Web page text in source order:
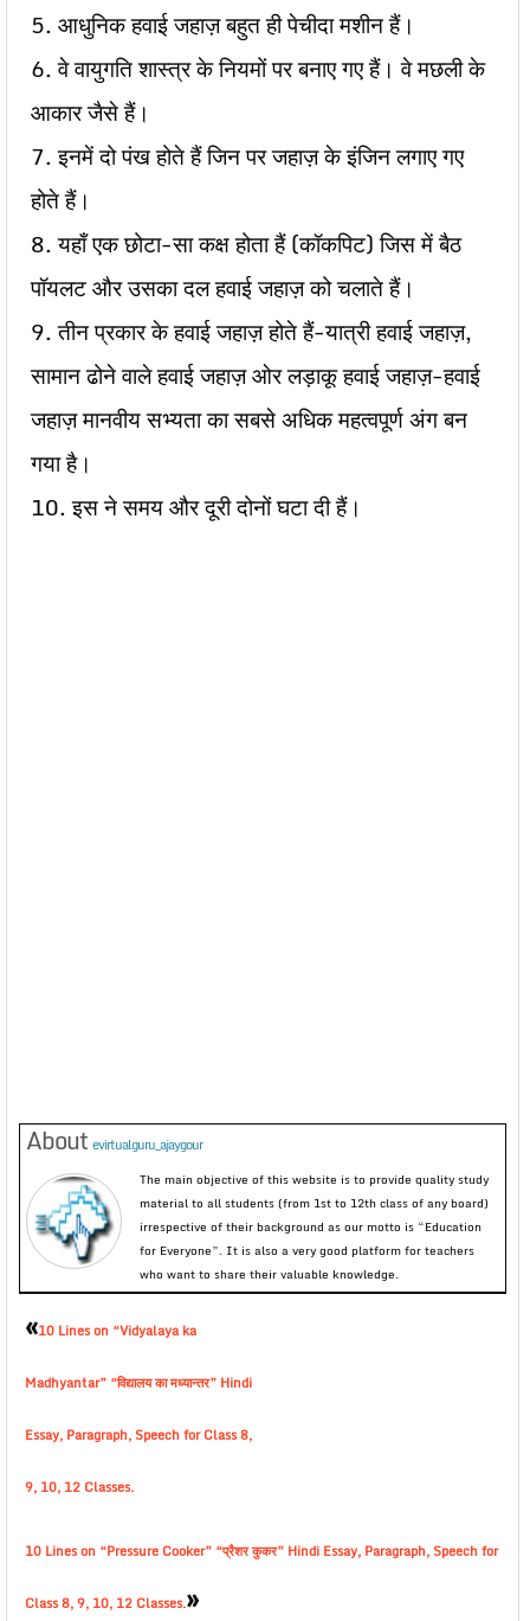
5. आधुनिक हवाई जहाज़ बहुत ही पेचीदा मशीन हैं।
6. वे वायुगति शास्त्र के नियमों पर बनाए गए हैं। वे मछली के
आकार जैसे हैं।
7. इनमें दो पंख होते हैं जिन पर जहाज़ के इंजिन लगाए गए
होते हैं।
8. यहाँ एक छोटा-सा कक्ष होता हैं (कॉकपिट) जिस में बैठ
पॉयलट और उसका दल हवाई जहाज़ को चलाते हैं।
9. तीन प्रकार के हवाई जहाज़ होते हैं-यात्री हवाई जहाज़,
सामान ढोने वाले हवाई जहाज़ ओर लड़ाकू हवाई जहाज़-हवाई
जहाज़ मानवीय सभ्यता का सबसे अधिक महत्वपूर्ण अंग बन
गया है।
10. इस ने समय और दूरी दोनों घटा दी हैं।
About evirtualguru_ajaygour
The main objective of this website is to provide quality study
material to all students (from 1st to 12th class of any board)
irrespective of their background as our motto is “Education
for Everyone”. It is also a very good platform for teachers
who want to share their valuable knowledge.
«10 Lines on “Vidyalaya ka
Madhyantar” “विद्यालय का मध्यान्तर” Hindi
Essay, Paragraph, Speech for Class 8,
9, 10, 12 Classes.
10 Lines on “Pressure Cooker” “प्रैशर कुकर” Hindi Essay, Paragraph, Speech for
Class 8, 9, 10, 12 Classes.»